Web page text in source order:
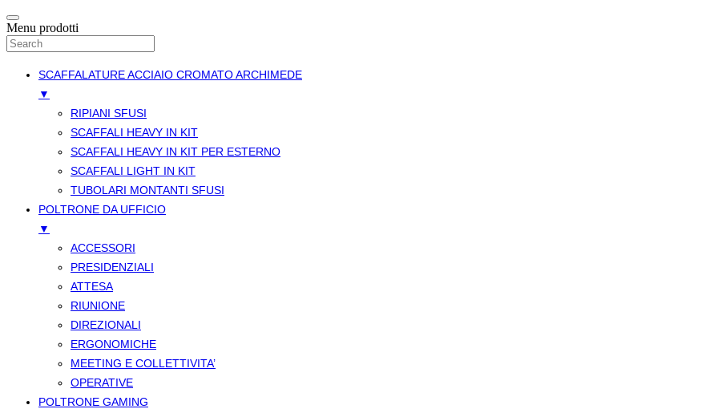
Menu prodotti
SCAFFALATURE ACCIAIO CROMATO ARCHIMEDE
▼
RIPIANI SFUSI
SCAFFALI HEAVY IN KIT
SCAFFALI HEAVY IN KIT PER ESTERNO
SCAFFALI LIGHT IN KIT
TUBOLARI MONTANTI SFUSI
POLTRONE DA UFFICIO
▼
ACCESSORI
PRESIDENZIALI
ATTESA
RIUNIONE
DIREZIONALI
ERGONOMICHE
MEETING E COLLETTIVITA’
OPERATIVE
POLTRONE GAMING